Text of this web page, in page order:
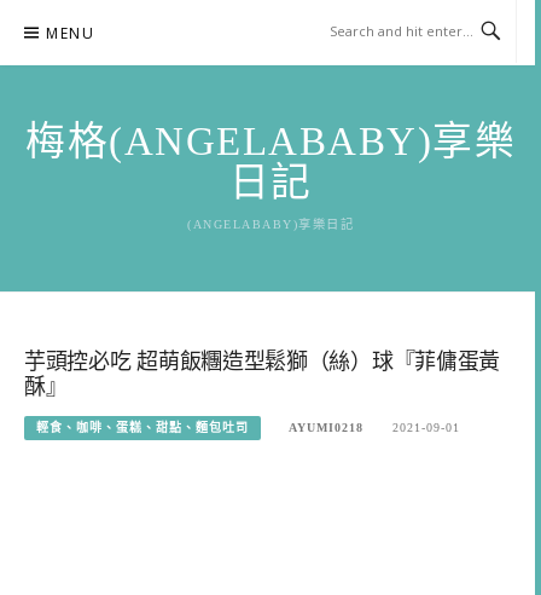
content
MENU
梅格(ANGELABABY)享樂
日記
(ANGELABABY)享樂日記
芋頭控必吃 超萌飯糰造型鬆獅（絲）球『菲傭蛋黃
酥』
輕食、咖啡、蛋糕、甜點、麵包吐司 AYUMI0218 2021-09-01